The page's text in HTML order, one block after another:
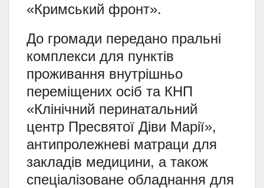
«Кримський фронт».
До громади передано пральні
комплекси для пунктів
проживання внутрішньо
переміщених осіб та КНП
«Клінічний перинатальний
центр Пресвятої Діви Марії»,
антипролежневі матраци для
закладів медицини, а також
спеціалізоване обладнання для